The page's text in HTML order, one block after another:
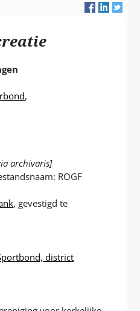
,
archivaris]
ROGF
, gevestigd te
district